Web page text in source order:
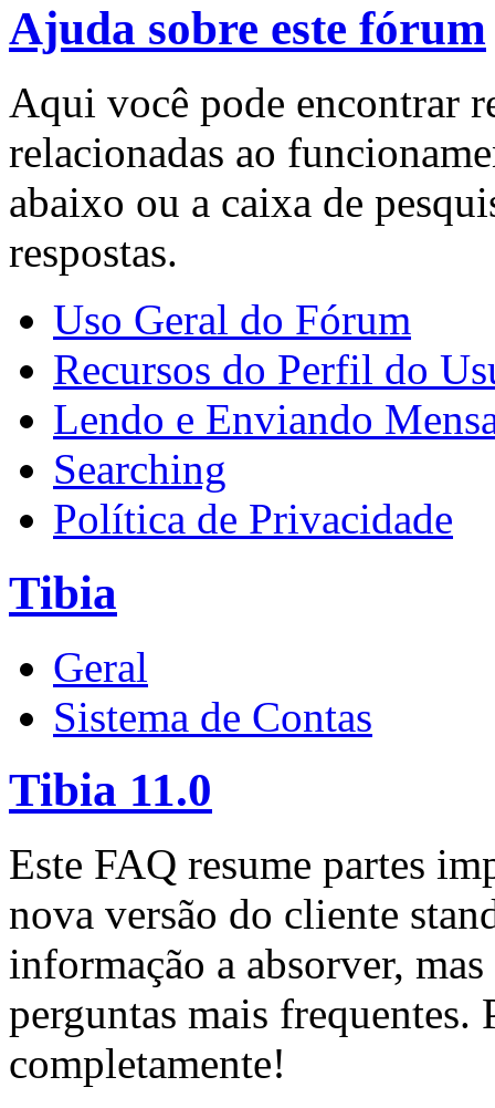
Ajuda sobre este fórum
Aqui você pode encontrar
relacionadas ao
abaixo ou a caixa de
respostas.
Uso Geral do Fórum
Recursos do Perfil do
Lendo e Enviando
Searching
Política de Privacidade
Tibia
Geral
Sistema de Contas
Tibia 11.0
Este FAQ resume partes
nova versão do cliente
informação a absorver,
perguntas mais
completamente!